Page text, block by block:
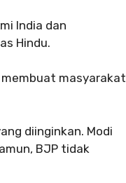
India dan
Hindu.
masyarakat
diinginkan. Modi
BJP tidak